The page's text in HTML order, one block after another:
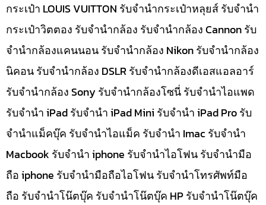
กระเป๋า LOUIS VUITTON รับจำนำกระเป๋าหลุยส์ รับจำนำ
กระเป๋าวิตตอง รับจำนำกล้อง รับจำนำกล้อง Cannon รับ
จำนำกล้องแคนนอน รับจำนำกล้อง Nikon รับจำนำกล้อง
นิคอน รับจำนำกล้อง DSLR รับจำนำกล้องดีเอสแอลอาร์
รับจำนำกล้อง Sony รับจำนำกล้องโซนี่ รับจำนำไอแพด
รับจำนำ iPad รับจำนำ iPad Mini รับจำนำ iPad Pro รับ
จำนำแม็คบุ๊ค รับจำนำไอแม็ค รับจำนำ Imac รับจำนำ
Macbook รับจำนำ iphone รับจำนำไอโฟน รับจำนำมือ
ถือ iphone รับจำนำมือถือไอโฟน รับจำนำโทรศัพท์มือ
ถือ รับจำนำโน๊ตบุ๊ค รับจำนำโน๊ตบุ๊ค HP รับจำนำโน๊ตบุ๊ค